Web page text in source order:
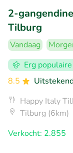
2-
Tilburg
Vandaag
Erg
8.5
Happy Italy
Tilburg (6km)
Verkocht: 2.855